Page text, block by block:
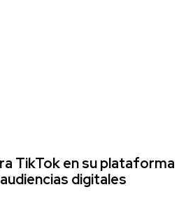
TikTok en su plataforma
digitales